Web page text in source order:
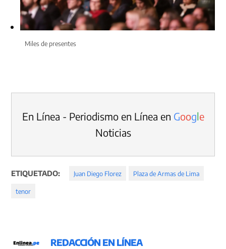
Miles de presentes
En Línea - Periodismo en Línea en Google
Noticias
ETIQUETADO: Juan Diego Florez Plaza de Armas de Lima
tenor
REDACCIÓN EN LÍNEA